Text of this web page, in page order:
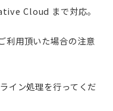
Cloud まで対応。
用頂いた場合の注意
イン処理を行ってくだ